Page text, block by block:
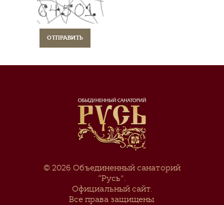
© 2026 Объединенный санаторий
“Русь”.
Официальный сайт.
Все права защищены.